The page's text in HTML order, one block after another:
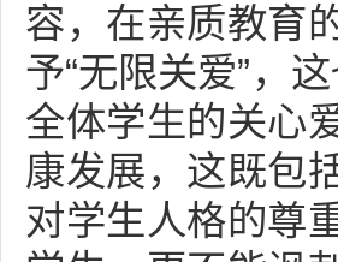
容，在亲质教育
予“无限关爱”，
全体学生的关心
康发展，这既包
对学生人格的尊